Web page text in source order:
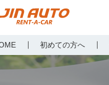
ートレンタカー
初めての方へ